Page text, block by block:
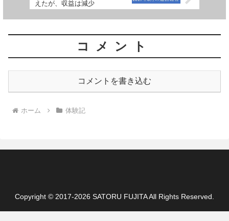
えたが、収益は減少
コメント
コメントを書き込む
ホーム 体験記
Copyright © 2017-2026 SATORU FUJITA All Rights Reserved.